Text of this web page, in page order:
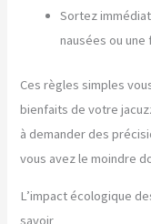
Sortez
nausées ou
Ces règles simples
bienfaits de votre
à demander des
vous avez le moindre
L’impact écologique
savoir